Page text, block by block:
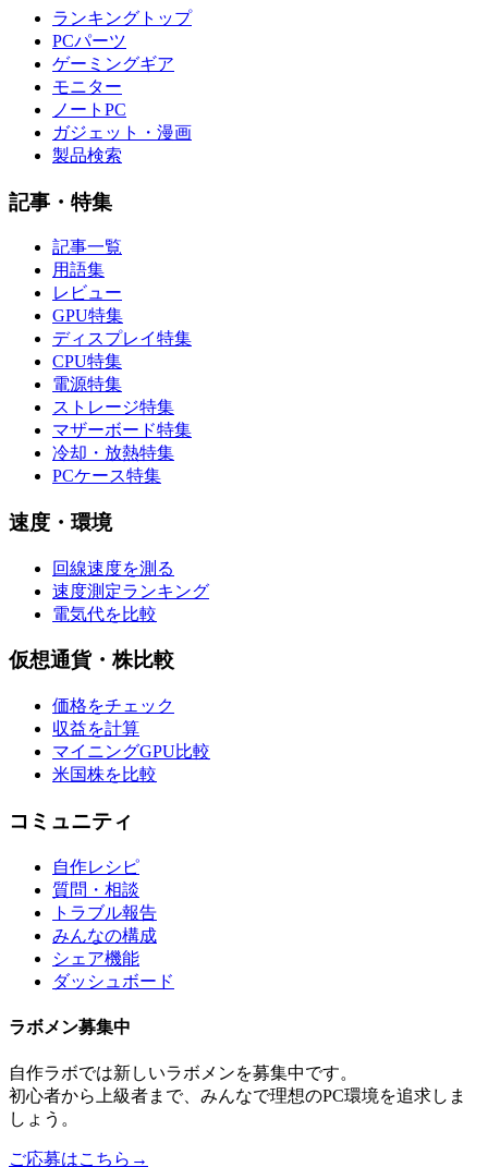
ランキングトップ
PCパーツ
ゲーミングギア
モニター
ノートPC
ガジェット・漫画
製品検索
記事・特集
記事一覧
用語集
レビュー
GPU特集
ディスプレイ特集
CPU特集
電源特集
ストレージ特集
マザーボード特集
冷却・放熱特集
PCケース特集
速度・環境
回線速度を測る
速度測定ランキング
電気代を比較
仮想通貨・株比較
価格をチェック
収益を計算
マイニングGPU比較
米国株を比較
コミュニティ
自作レシピ
質問・相談
トラブル報告
みんなの構成
シェア機能
ダッシュボード
ラボメン募集中
自作ラボでは新しいラボメンを募集中です。
初心者から上級者まで、みんなで理想のPC環境を追求しま
しょう。
ご応募はこちら →